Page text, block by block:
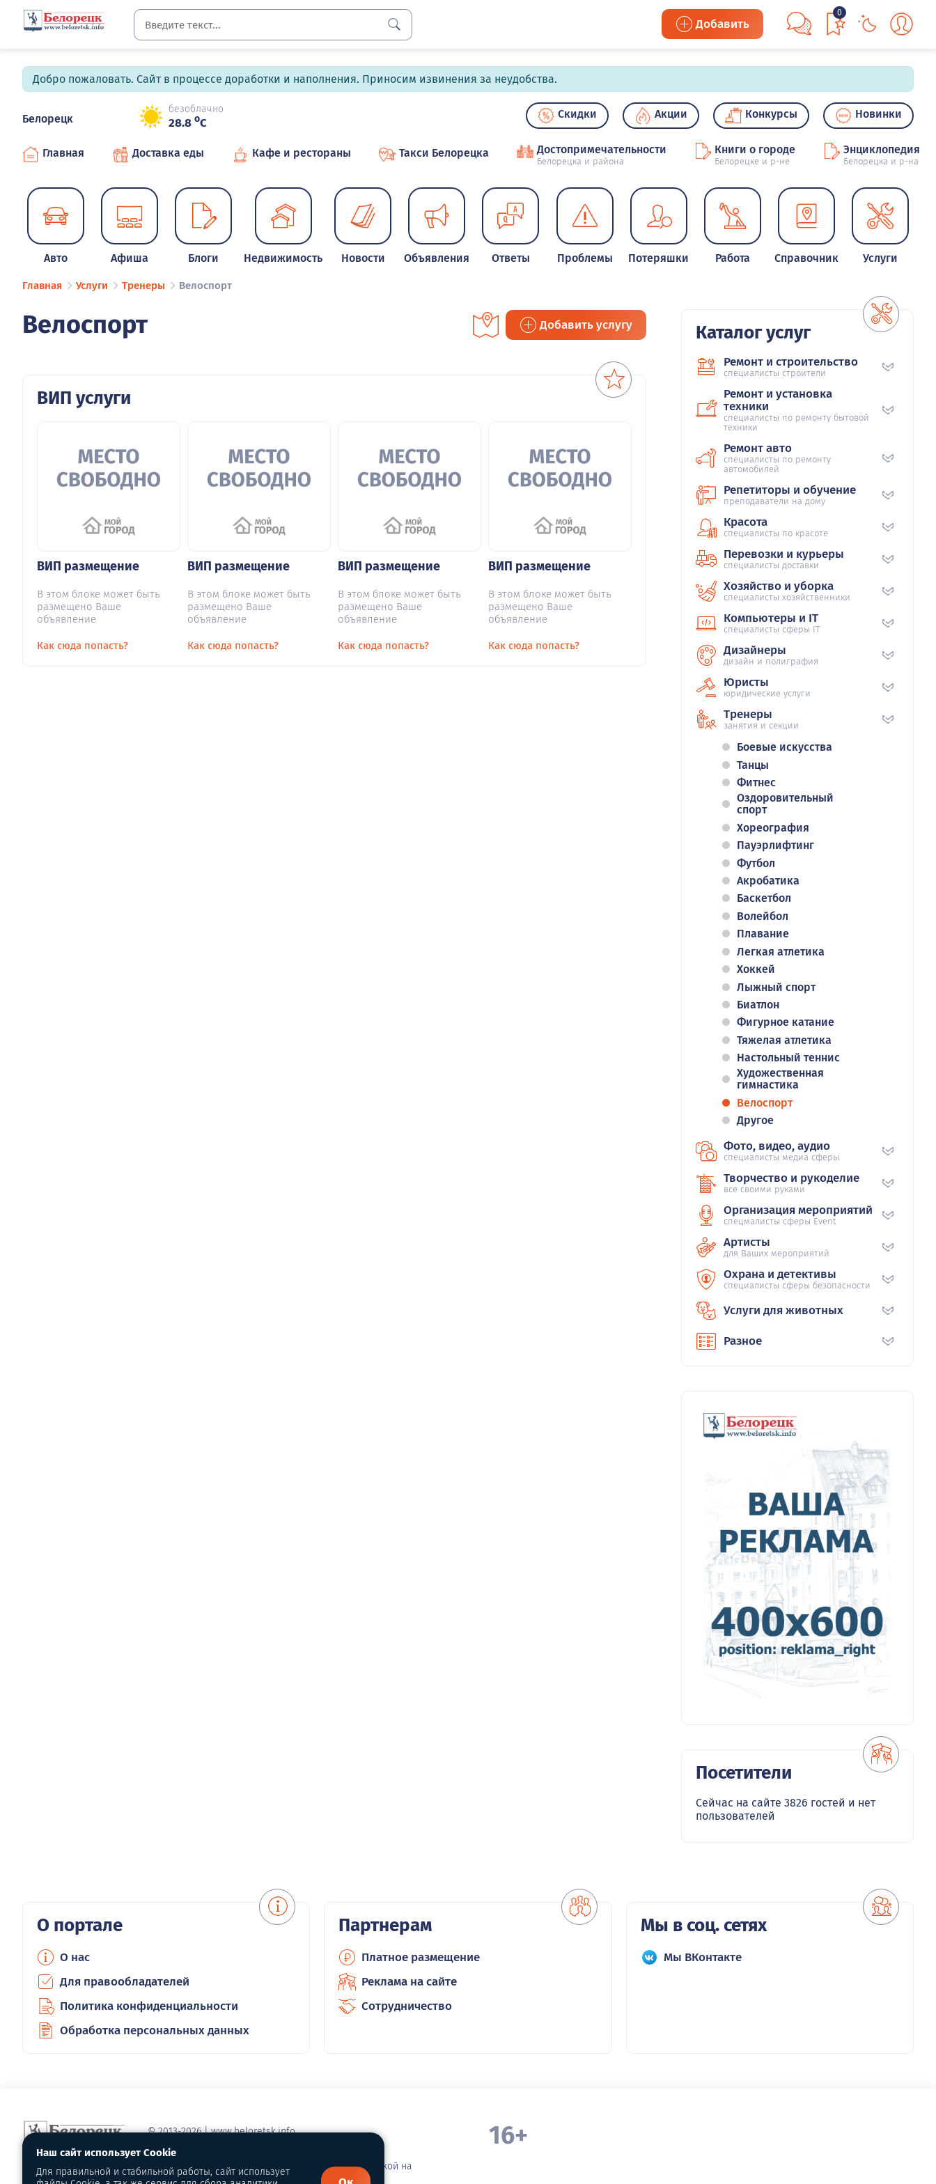
Добавить
0
Добро пожаловать. Сайт в процессе доработки и наполнения. Приносим извинения за неудобства.
Белорецк
безоблачно
28.8 oC
Скидки Акции Конкурсы Новинки
Главная Доставка еды Кафе и рестораны Такси Белорецка Достопримечательности
Белорецка и района
Книги о городе
Белорецке и р-не
Энциклопедия
Белорецка и р-на
Авто Афиша Блоги Недвижимость Новости Объявления Ответы Проблемы Потеряшки Работа Справочник Услуги
Главная Услуги Тренеры Велоспорт
Велоспорт Добавить услугу
ВИП услуги
ВИП размещение
В этом блоке может быть
размещено Ваше
объявление
Как сюда попасть?
ВИП размещение
В этом блоке может быть
размещено Ваше
объявление
Как сюда попасть?
ВИП размещение
В этом блоке может быть
размещено Ваше
объявление
Как сюда попасть?
ВИП размещение
В этом блоке может быть
размещено Ваше
объявление
Как сюда попасть?
Каталог услуг
Ремонт и строительство
специалисты строители
Ремонт и установка
техники
специалисты по ремонту бытовой
техники
Ремонт авто
специалисты по ремонту
автомобилей
Репетиторы и обучение
преподаватели на дому
Красота
специалисты по красоте
Перевозки и курьеры
специалисты доставки
Хозяйство и уборка
специалисты хозяйственники
Компьютеры и IT
специалисты сферы IT
Дизайнеры
дизайн и полиграфия
Юристы
юридические услуги
Тренеры
занятия и секции
Боевые искусства
Танцы
Фитнес
Оздоровительный
спорт
Хореография
Пауэрлифтинг
Футбол
Акробатика
Баскетбол
Волейбол
Плавание
Легкая атлетика
Хоккей
Лыжный спорт
Биатлон
Фигурное катание
Тяжелая атлетика
Настольный теннис
Художественная
гимнастика
Велоспорт
Другое
Фото, видео, аудио
специалисты медиа сферы
Творчество и рукоделие
все своими руками
Организация мероприятий
спецмалисты сферы Event
Артисты
для Ваших мероприятий
Охрана и детективы
специалисты сферы безопасности
Услуги для животных
Разное
Посетители
Сейчас на сайте 3826 гостей и нет
пользователей
О портале
О нас
Для правообладателей
Политика конфиденциальности
Обработка персональных данных
Партнерам
Платное размещение
Реклама на сайте
Сотрудничество
Мы в соц. сетях
Мы ВКонтакте
© 2013-2026 | www.beloretsk.info
Справочно-информационный сайт г. Белорецка
Перепубликация материалов с обязательной ссылкой на
первоисточник - www.beloretsk.info
16+
Наш сайт использует Cookie
Для правильной и стабильной работы, сайт использует